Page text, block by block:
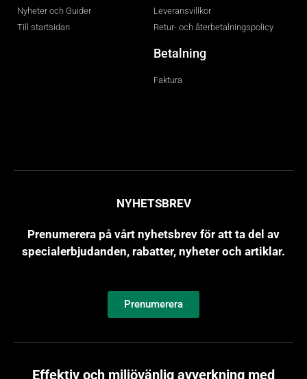
Nyheter och Guider
Till startsidan
Leveransvillkor
Retur- och återbetalningspolicy
Betalning
Faktura
NYHETSBREV
Prenumerera på vårt nyhetsbrev för att ta del av
specialerbjudanden, rabatter, nyheter och artiklar.
Prenumerera
Effektiv och miljövänlig avverkning med